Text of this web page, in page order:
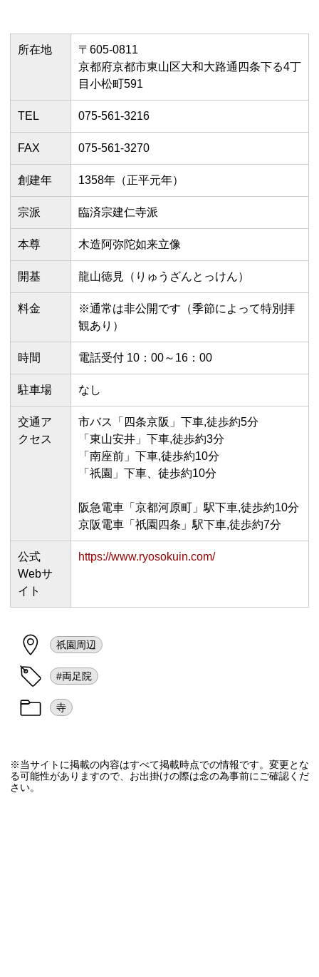
所在地
〒605-0811
京都府京都市東山区大和大路通四条下る4丁
目小松町591
TEL 075-561-3216
FAX 075-561-3270
創建年 1358年（正平元年）
宗派 臨済宗建仁寺派
本尊 木造阿弥陀如来立像
開基 龍山徳見（りゅうざんとっけん）
料金
※通常は非公開です（季節によって特別拝
観あり）
時間 電話受付 10：00～16：00
駐車場 なし
交通ア
クセス
市バス「四条京阪」下車,徒歩約5分
「東山安井」下車,徒歩約3分
「南座前」下車,徒歩約10分
「祇園」下車、徒歩約10分
阪急電車「京都河原町」駅下車,徒歩約10分
京阪電車「祇園四条」駅下車,徒歩約7分
公式
Webサ
イト
https://www.ryosokuin.com/
祇園周辺
#両足院
寺
※当サイトに掲載の内容はすべて掲載時点での情報です。変更とな
る可能性がありますので、お出掛けの際は念の為事前にご確認くだ
さい。